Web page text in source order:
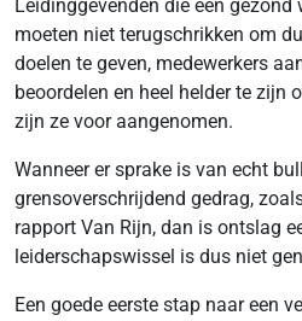
Leidinggevenden die een
moeten niet terugschrikken om
doelen te geven, medewerkers
beoordelen en heel helder te zijn
zijn ze voor aangenomen.
Wanneer er sprake is van echt
grensoverschrijdend gedrag,
rapport Van Rijn, dan is ontslag
leiderschapswissel is dus niet
Een goede eerste stap naar een